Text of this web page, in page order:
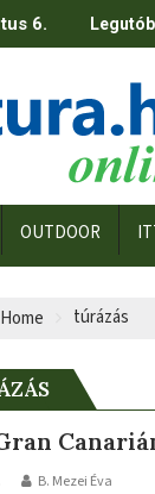
6.
OUTDOOR
Home túrázás
B. Mezei Éva